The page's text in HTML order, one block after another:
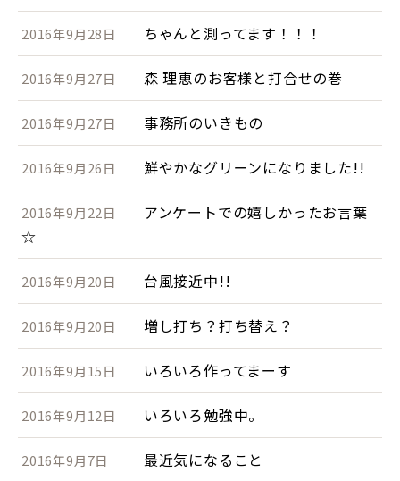
2016年9月28日 ちゃんと測ってます！！！
2016年9月27日 森 理恵のお客様と打合せの巻
2016年9月27日 事務所のいきもの
2016年9月26日 鮮やかなグリーンになりました!!
2016年9月22日
アンケートでの嬉しかったお言葉
☆
2016年9月20日 台風接近中!!
2016年9月20日 増し打ち？打ち替え？
2016年9月15日 いろいろ作ってまーす
2016年9月12日 いろいろ勉強中。
2016年9月7日 最近気になること